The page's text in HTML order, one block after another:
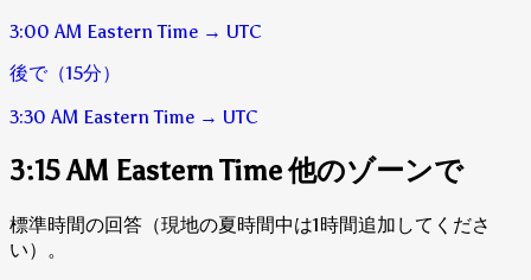
3:00 AM Eastern Time → UTC
後で（15分）
3:30 AM Eastern Time → UTC
3:15 AM Eastern Time 他のゾーンで
標準時間の回答（現地の夏時間中は1時間追加してくださ
い）。